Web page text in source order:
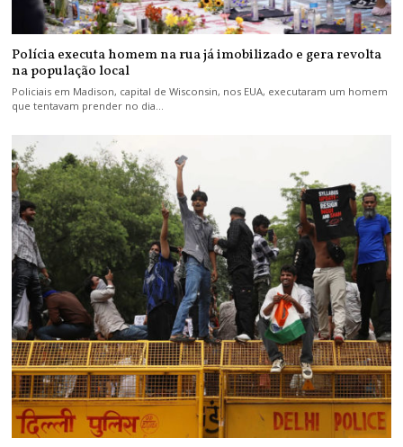
Polícia executa homem na rua já imobilizado e gera revolta
na população local
Policiais em Madison, capital de Wisconsin, nos EUA, executaram um homem
que tentavam prender no dia…